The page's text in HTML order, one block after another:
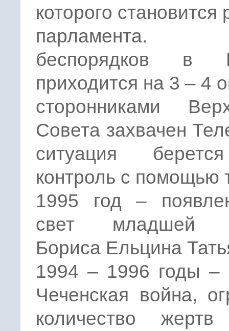
которого становится
беспорядков в
приходится на 3 – 4
сторонниками
Совета захвачен
ситуация
контроль с помощью
1995 год –
свет младшей
Бориса Ельцина
1994 – 1996 годы –
Чеченская война,
количество